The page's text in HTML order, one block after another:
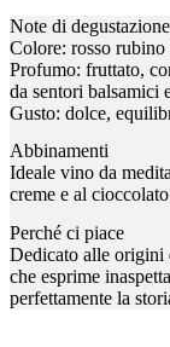
Note di degustazione
Colore: rosso
Profumo: fruttato,
da sentori balsamici
Gusto: dolce,
Abbinamenti
Ideale vino da
creme e al
Perché ci piace
Dedicato alle origini
che esprime
perfettamente la